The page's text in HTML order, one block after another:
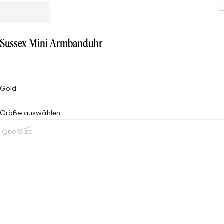
Sussex Mini Armbanduhr
Gold
Größe auswählen
One Size